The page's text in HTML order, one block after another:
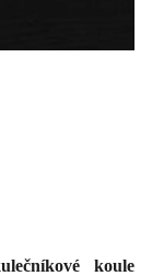
koule